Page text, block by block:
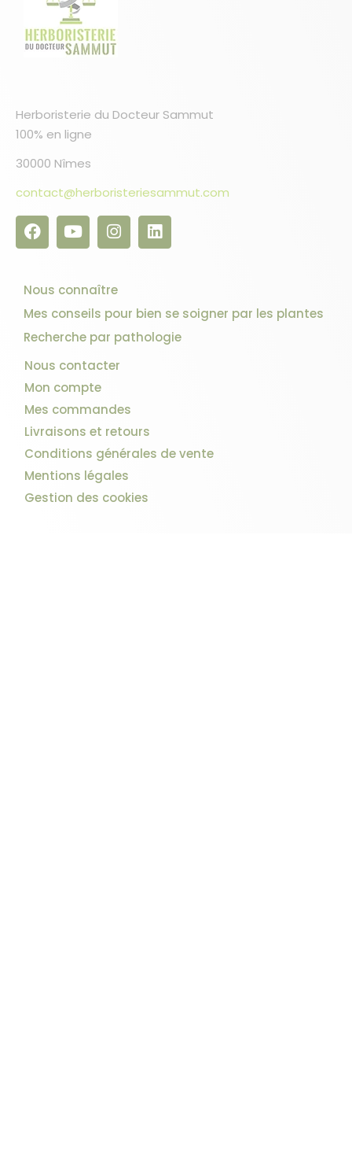
9 avis
Herboristerie du Docteur Sammut
100% en ligne
30000 Nîmes
contact@herboristeriesammut.com
Nous connaître
Mes conseils pour bien se soigner par les plantes
Recherche par pathologie
Nous contacter
Mon compte
Mes commandes
Livraisons et retours
Conditions générales de vente
Mentions légales
Gestion des cookies